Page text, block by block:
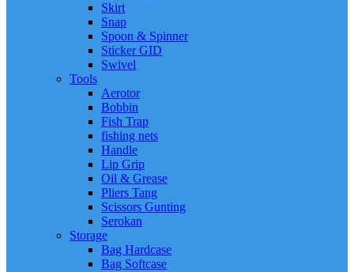
Skirt
Snap
Spoon & Spinner
Sticker GID
Swivel
Tools
Aerotor
Bobbin
Fish Trap
fishing nets
Handle
Lip Grip
Oil & Grease
Pliers Tang
Scissors Gunting
Serokan
Storage
Bag Hardcase
Bag Softcase